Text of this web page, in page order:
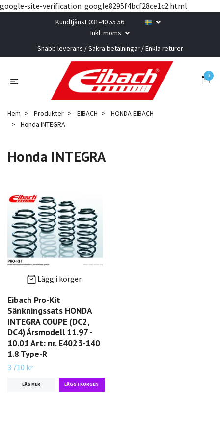
google-site-verification: google8295f4bcf28ce1c2.html
Kundtjänst 031-40 55 56
Inkl. moms
Snabb leverans / Säkra betalningar / Enkla returer
0
Hem Produkter EIBACH
HONDA EIBACH
Honda INTEGRA
Honda INTEGRA
Lägg i korgen
Eibach Pro-Kit
Sänkningssats HONDA
INTEGRA COUPE (DC2,
DC4) Årsmodell 11.97 -
10.01 Art: nr. E4023-140
1.8 Type-R
3 710 kr
LÄS MER